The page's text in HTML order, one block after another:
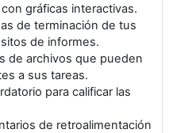
gráficas interactivas.
de terminación de tus
de informes.
de archivos que pueden
a sus tareas.
para calificar las
de retroalimentación